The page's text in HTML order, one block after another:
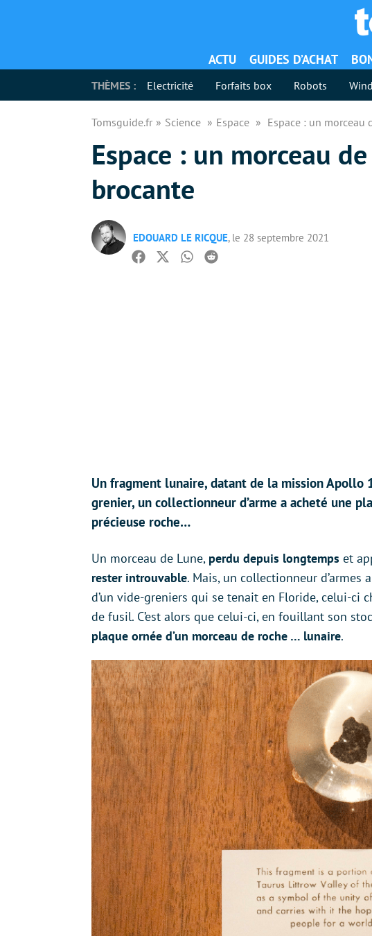
ACTU GUIDES D’ACHAT
THÈMES : Electricité Forfaits box Robots
Tomsguide.fr Science Espace Espace : un morceau
Espace : un morceau
brocante
EDOUARD LE RICQUE, le 28 septembre 2021
Facebook
TwitterWhatsapp
Reddit
Un fragment lunaire, datant de la mission Apollo
grenier, un collectionneur d’arme a acheté une
précieuse roche…
Un morceau de Lune, perdu depuis longtemps et
rester introuvable. Mais, un collectionneur d’armes
d’un vide-greniers qui se tenait en Floride, celui-ci
de fusil. C’est alors que celui-ci, en fouillant son
plaque ornée d’un morceau de roche … lunaire.